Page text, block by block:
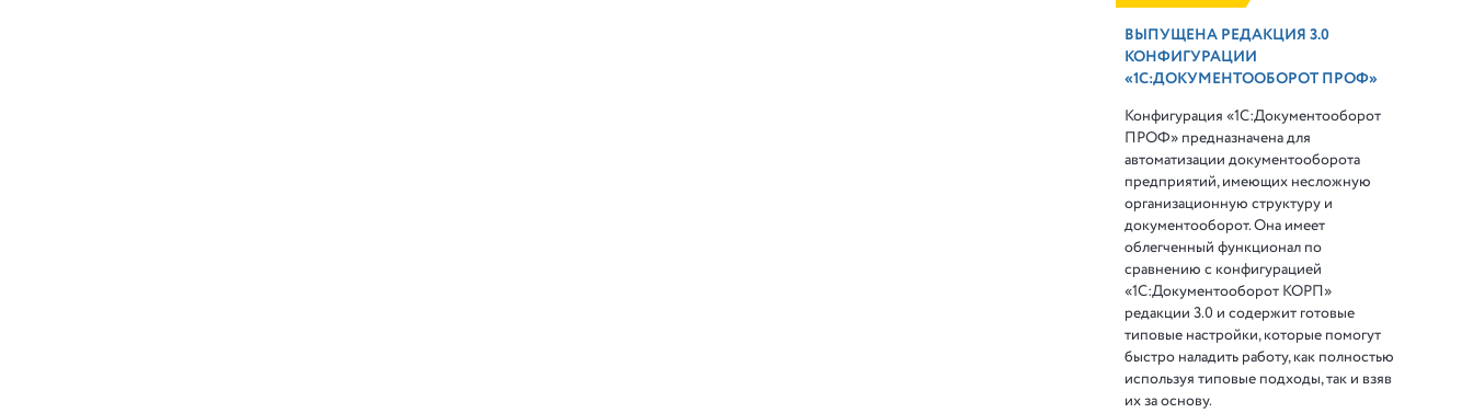
ВЫПУЩЕНА РЕДАКЦИЯ 3.0
КОНФИГУРАЦИИ
«1С:ДОКУМЕНТООБОРОТ ПРОФ»
Конфигурация «1С:Документооборот
ПРОФ» предназначена для
автоматизации документооборота
предприятий, имеющих несложную
организационную структуру и
документооборот. Она имеет
облегченный функционал по
сравнению с конфигурацией
«1С:Документооборот КОРП»
редакции 3.0 и содержит готовые
типовые настройки, которые помогут
быстро наладить работу, как полностью
используя типовые подходы, так и взяв
их за основу.